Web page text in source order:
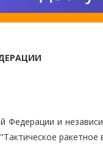
Федерации и
ракетное